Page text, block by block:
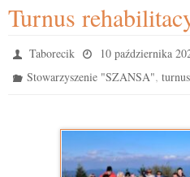
Turnus
Taborecik
10 października
Stowarzyszenie "SZANSA",